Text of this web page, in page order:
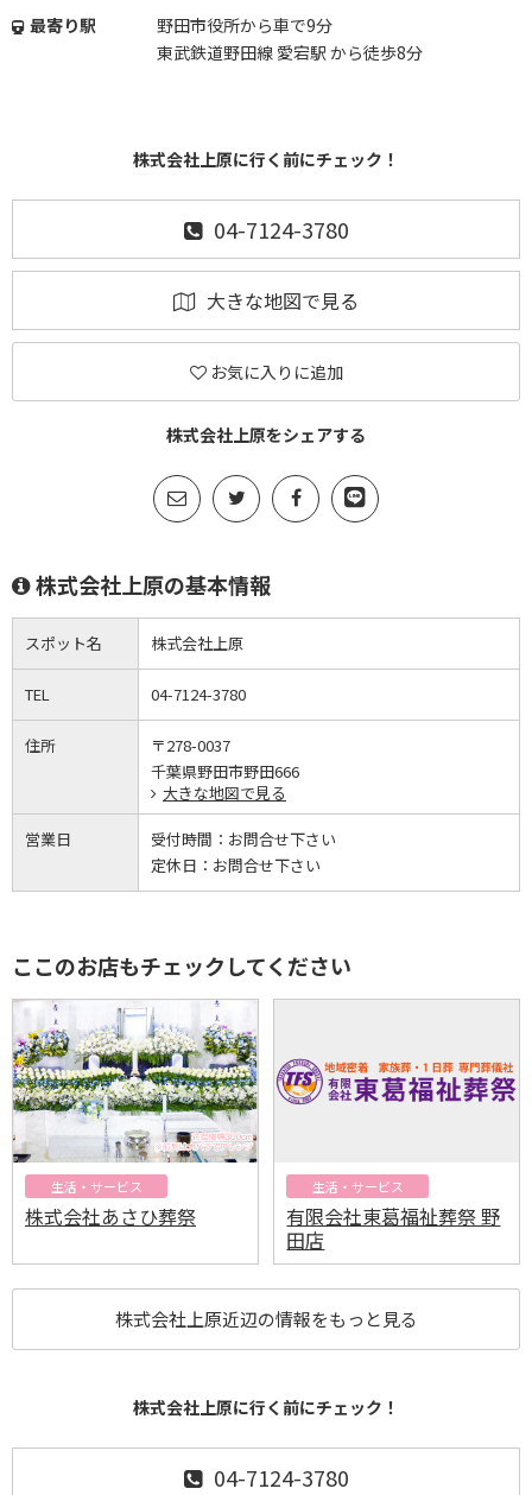
最寄り駅
野田市役所から車で9分
東武鉄道野田線 愛宕駅 から徒歩8分
株式会社上原に行く前にチェック！
04-7124-3780
大きな地図で見る
お気に入りに追加
株式会社上原をシェアする
株式会社上原の基本情報
スポット名 株式会社上原
TEL 04-7124-3780
住所
〒278-0037
千葉県野田市野田666
大きな地図で見る
営業日 受付時間： お問合せ下さい
定休日： お問合せ下さい
ここのお店もチェックしてください
生活・サービス
株式会社あさひ葬祭
生活・サービス
有限会社東葛福祉葬祭 野
田店
株式会社上原近辺の情報をもっと見る
株式会社上原に行く前にチェック！
04-7124-3780